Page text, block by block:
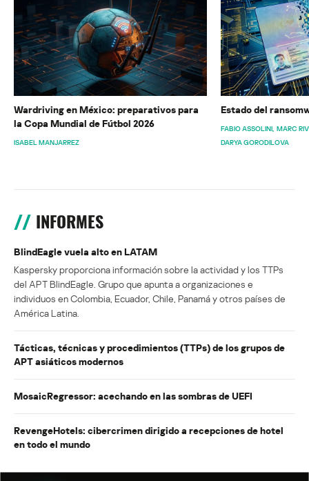
Wardriving en México: preparativos para
la Copa Mundial de Fútbol 2026
ISABEL MANJARREZ
Estado del
FABIO ASSOLINI MARC
DARYA GORODILOVA
INFORMES
BlindEagle vuela alto en LATAM
Kaspersky proporciona información sobre la actividad y los TTPs
del APT BlindEagle. Grupo que apunta a organizaciones e
individuos en Colombia, Ecuador, Chile, Panamá y otros países de
América Latina.
Tácticas, técnicas y procedimientos (TTPs) de los grupos de
APT asiáticos modernos
MosaicRegressor: acechando en las sombras de UEFI
RevengeHotels: cibercrimen dirigido a recepciones de hotel
en todo el mundo